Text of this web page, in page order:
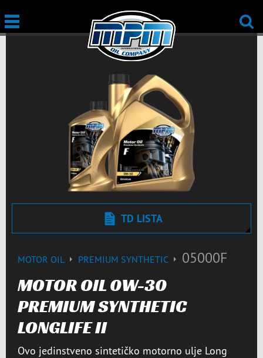
TD LISTA
MOTOR OIL PREMIUM SYNTHETIC 05000F
MOTOR OIL 0W-30
PREMIUM SYNTHETIC
LONGLIFE II
Ovo jedinstveno sintetičko motorno ulje Long